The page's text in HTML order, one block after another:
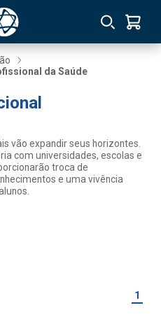
da Saúde
vão expandir seus horizontes.
com universidades, escolas e
troca de
e uma vivência
1